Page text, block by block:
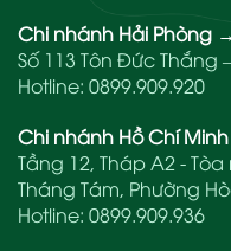
Chi nhánh Hải Phòng →
Số 113 Tôn Đức Thắng
Hotline: 0899.909.920
Chi nhánh Hồ Chí Minh
Tầng 12, Tháp A2 -
Tháng Tám, Phường
Hotline: 0899.909.936